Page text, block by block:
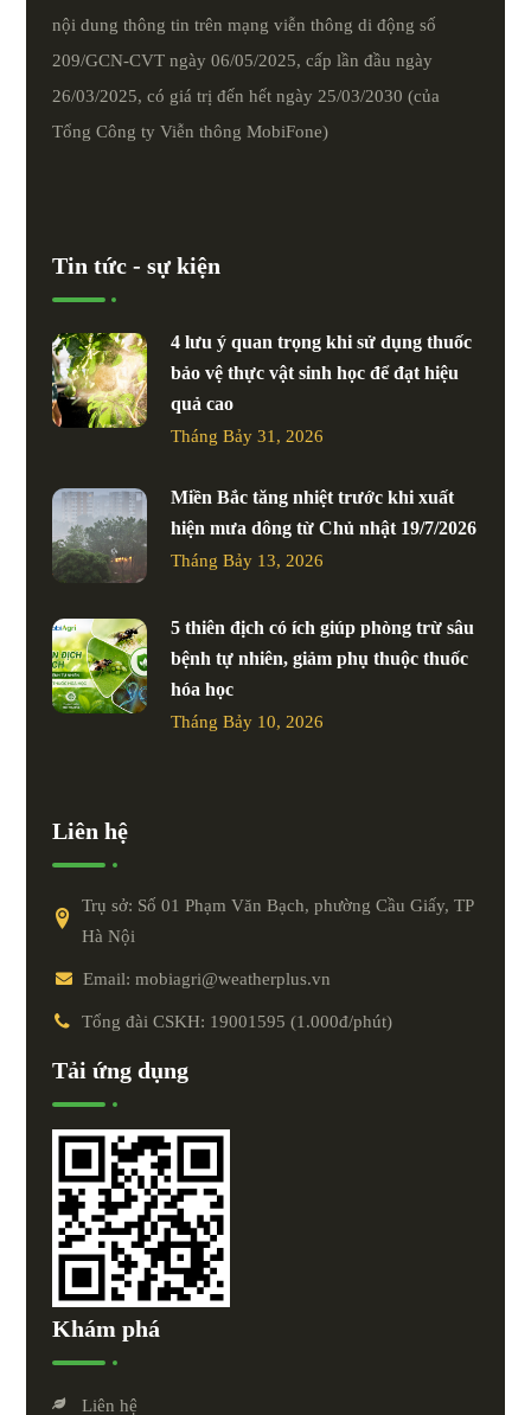
nội dung thông tin trên mạng viễn thông di động số
209/GCN-CVT ngày 06/05/2025, cấp lần đầu ngày
26/03/2025, có giá trị đến hết ngày 25/03/2030 (của
Tổng Công ty Viễn thông MobiFone)
Tin tức - sự kiện
4 lưu ý quan trọng khi sử dụng thuốc
bảo vệ thực vật sinh học để đạt hiệu
quả cao
Tháng Bảy 31, 2026
Miền Bắc tăng nhiệt trước khi xuất
hiện mưa dông từ Chủ nhật 19/7/2026
Tháng Bảy 13, 2026
5 thiên địch có ích giúp phòng trừ sâu
bệnh tự nhiên, giảm phụ thuộc thuốc
hóa học
Tháng Bảy 10, 2026
Liên hệ
Trụ sở: Số 01 Phạm Văn Bạch, phường Cầu Giấy, TP
Hà Nội
Email: mobiagri@weatherplus.vn
Tổng đài CSKH: 19001595 (1.000đ/phút)
Tải ứng dụng
Khám phá
Liên hệ